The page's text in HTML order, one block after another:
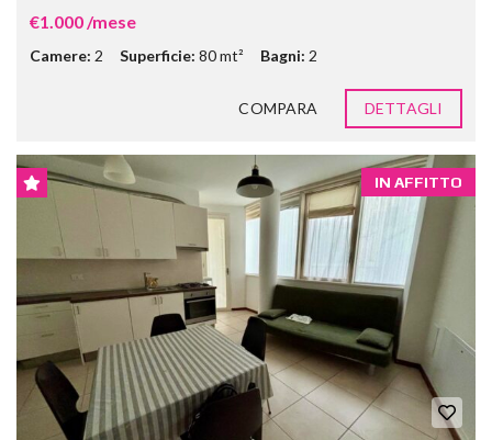
€1.000 /mese
Camere: 2 Superficie: 80 mt² Bagni: 2
COMPARA DETTAGLI
IN AFFITTO